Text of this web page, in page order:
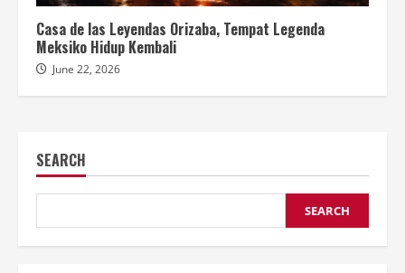
Casa de las Leyendas Orizaba, Tempat Legenda
Meksiko Hidup Kembali
June 22, 2026
SEARCH
SEARCH